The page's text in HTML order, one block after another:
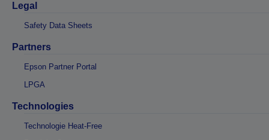
Legal
Safety Data Sheets
Partners
Epson Partner Portal
LPGA
Technologies
Technologie Heat-Free